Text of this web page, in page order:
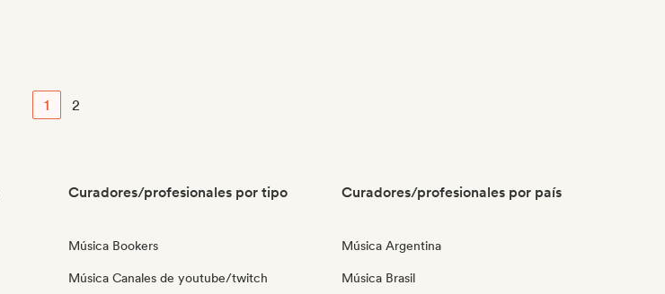
1 2
Curadores/profesionales por tipo
Música Bookers
Música Canales de youtube/twitch
Curadores/profesionales por país
Música Argentina
Música Brasil